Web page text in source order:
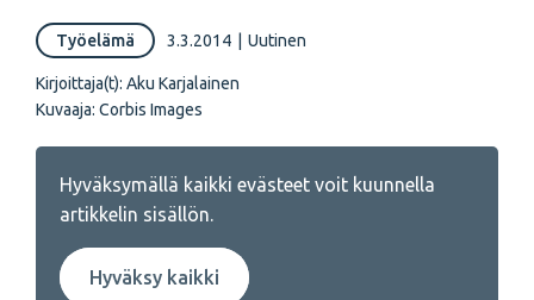
Työelämä 3.3.2014 Uutinen
Kirjoittaja(t): Aku Karjalainen
Kuvaaja: Corbis Images
Hyväksymällä kaikki evästeet voit kuunnella
artikkelin sisällön.
Hyväksy kaikki